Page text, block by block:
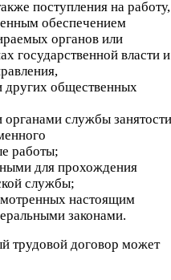
поступления на работу,
обеспечением
органов или
государственной власти и
других общественных
службы занятости
работы;
для прохождения
службы;
настоящим
законами.
трудовой договор может